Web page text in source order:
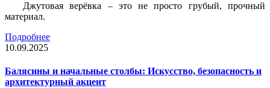
Джутовая верёвка – это не просто грубый, прочный
материал.
Подробнее
10.09.2025
Балясины и начальные столбы: Искусство, безопасность и
архитектурный акцент